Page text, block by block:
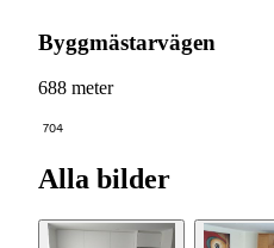
Byggmästarvägen
688 meter
704
Alla bilder